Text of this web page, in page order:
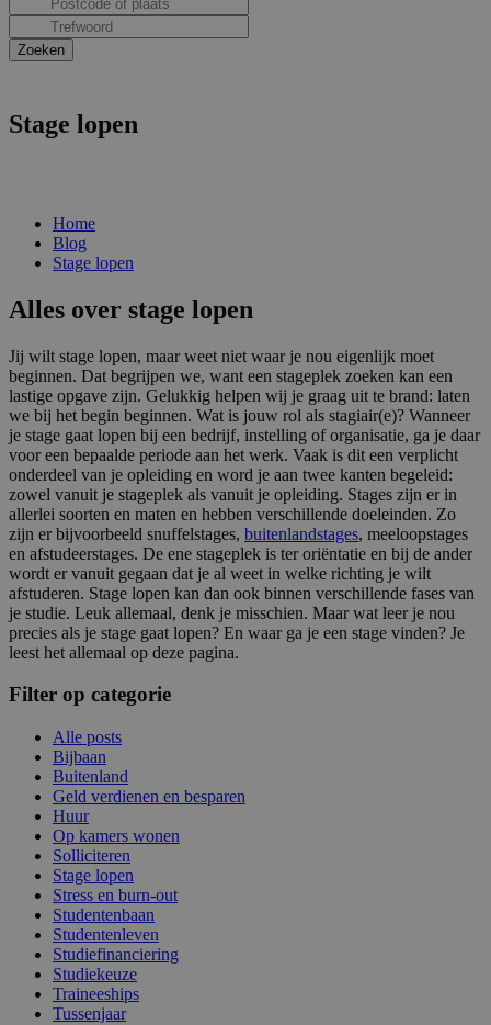
Stage lopen
Home
Blog
Stage lopen
Alles over stage lopen
Jij wilt stage lopen, maar weet niet waar je nou eigenlijk moet
beginnen. Dat begrijpen we, want een stageplek zoeken kan een
lastige opgave zijn. Gelukkig helpen wij je graag uit te brand: laten
we bij het begin beginnen. Wat is jouw rol als stagiair(e)? Wanneer
je stage gaat lopen bij een bedrijf, instelling of organisatie, ga je daar
voor een bepaalde periode aan het werk. Vaak is dit een verplicht
onderdeel van je opleiding en word je aan twee kanten begeleid:
zowel vanuit je stageplek als vanuit je opleiding. Stages zijn er in
allerlei soorten en maten en hebben verschillende doeleinden. Zo
zijn er bijvoorbeeld snuffelstages, buitenlandstages, meeloopstages
en afstudeerstages. De ene stageplek is ter oriëntatie en bij de ander
wordt er vanuit gegaan dat je al weet in welke richting je wilt
afstuderen. Stage lopen kan dan ook binnen verschillende fases van
je studie. Leuk allemaal, denk je misschien. Maar wat leer je nou
precies als je stage gaat lopen? En waar ga je een stage vinden? Je
leest het allemaal op deze pagina.
Filter op categorie
Alle posts
Bijbaan
Buitenland
Geld verdienen en besparen
Huur
Op kamers wonen
Solliciteren
Stage lopen
Stress en burn-out
Studentenbaan
Studentenleven
Studiefinanciering
Studiekeuze
Traineeships
Tussenjaar